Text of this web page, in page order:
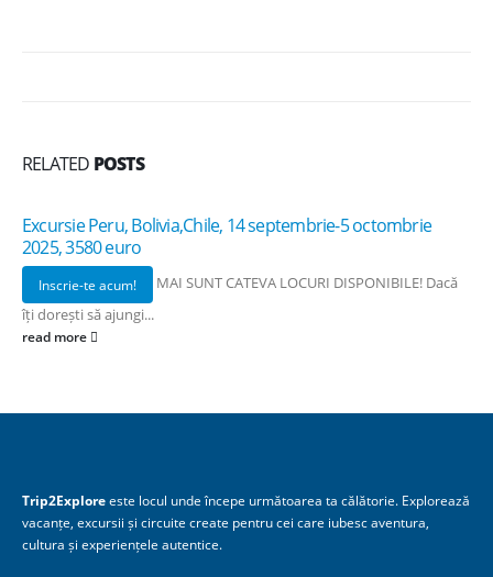
RELATED POSTS
Excursie Peru, Bolivia,Chile, 14 septembrie-5 octombrie
2025, 3580 euro
Inscrie-te acum!
MAI SUNT CATEVA LOCURI DISPONIBILE! Dacă
îți dorești să ajungi...
read more
Trip2Exploreeste locul unde începe următoarea ta călătorie. Explorează
vacanțe, excursii și circuite create pentru cei care iubesc aventura,
cultura și experiențele autentice.